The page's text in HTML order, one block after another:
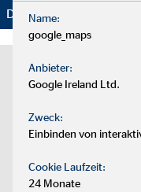
Danke für Ihr Vertrauen
Hinweis zu
An dieser Stelle nutzen
Ihnen weitere
Sitz des Anbieters
auch in einem Drittland
Name:
google_maps
Anbieter:
Google Ireland Ltd.
Zweck:
Einbinden von
Cookie Laufzeit:
24 Monate